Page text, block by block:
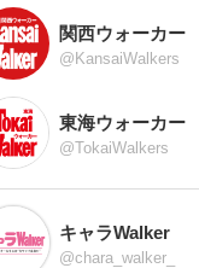
関西ウォーカー
@KansaiWalkers
東海ウォーカー
@TokaiWalkers
キャラWalker
@chara_walker_